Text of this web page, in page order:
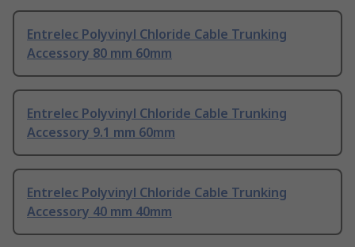
Entrelec Polyvinyl Chloride Cable Trunking
Accessory 80 mm 60mm
Entrelec Polyvinyl Chloride Cable Trunking
Accessory 9.1 mm 60mm
Entrelec Polyvinyl Chloride Cable Trunking
Accessory 40 mm 40mm